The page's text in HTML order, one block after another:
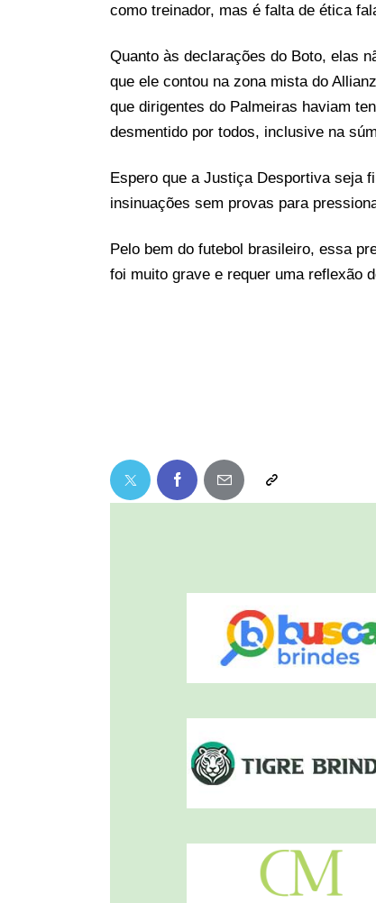
como treinador, mas é falta de ética
Quanto às declarações do Boto, elas
que ele contou na zona mista do
que dirigentes do Palmeiras haviam
desmentido por todos, inclusive na
Espero que a Justiça Desportiva seja
insinuações sem provas para
Pelo bem do futebol brasileiro, essa
foi muito grave e requer uma reflexão